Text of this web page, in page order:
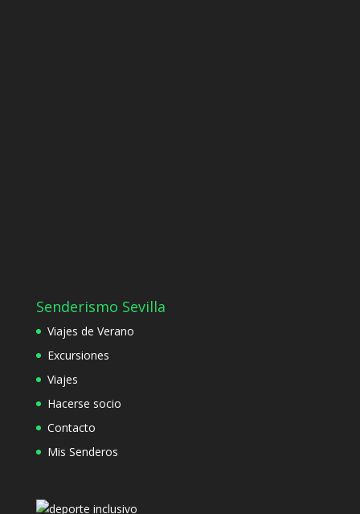
Senderismo Sevilla
Viajes de Verano
Excursiones
Viajes
Hacerse socio
Contacto
Mis Senderos